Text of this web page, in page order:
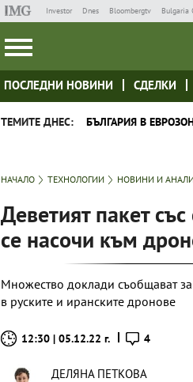
Investor Dnes Bloombergtv Bulgaria
ПОСЛЕДНИ НОВИНИ СДЕЛКИ
ТЕМИТЕ ДНЕС: БЪЛГАРИЯ В
НАЧАЛО ТЕХНОЛОГИИ НОВИНИ И
Деветият пакет
се насочи към
Множество доклади съобщават
в руските и иранските дронове
12:30 | 05.12.22 г. 4
ДЕЛЯНА ПЕТКОВА